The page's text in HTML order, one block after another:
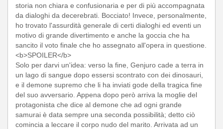
storia non chiara e confusionaria e per di più accompagnata
da dialoghi da decerebrati. Bocciato! Invece, personalmente,
ho trovato l'assurdità generale di certi dialoghi ed eventi un
motivo di grande divertimento e anche la goccia che ha
sancito il voto finale che ho assegnato all'opera in questione.
<b>SPOILER</b>
Solo per darvi un'idea: verso la fine, Genjuro cade a terra in
un lago di sangue dopo essersi scontrato con dei dinosauri,
e il demone supremo che li ha inviati gode della tragica fine
del suo avversario. Appena dopo però arriva la moglie del
protagonista che dice al demone che ad ogni grande
samurai è data sempre una seconda possibilità; detto ciò
comincia a leccare il corpo nudo del marito. Arrivata ad un